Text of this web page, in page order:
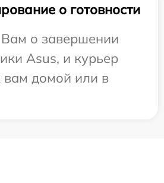
о готовности
о завершении
Asus, и курьер
вам домой или в